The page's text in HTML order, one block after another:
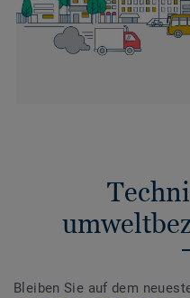
Bleiben Sie auf dem